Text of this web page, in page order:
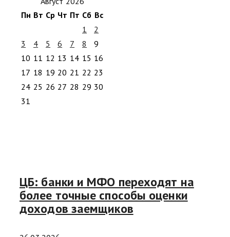
Пн Вт Ср Чт Пт Сб Вс
1
2
3
4 5 6 7 8
9
10 11 12 13 14 15 16
17 18 19 20 21 22 23
24 25 26 27 28 29 30
31
ЦБ: банки и МФО переходят на
более точные способы оценки
доходов заемщиков